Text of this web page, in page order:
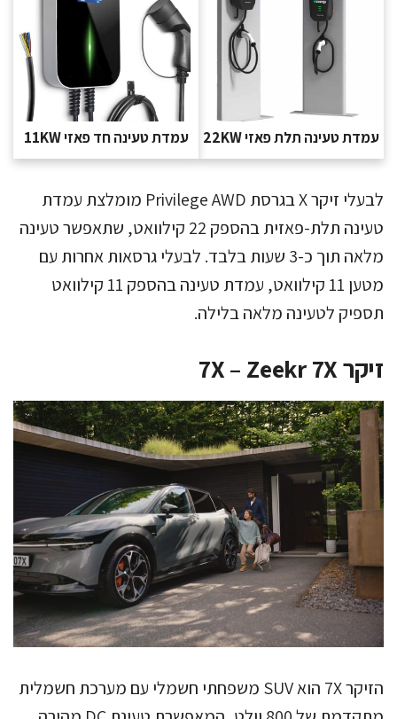
עמדת טעינה תלת פאזי 22KW עמדת טעינה חד פאזי 11KW
לבעלי זיקר X בגרסת Privilege AWD מומלצת עמדת
טעינה תלת-פאזית בהספק 22 קילוואט, שתאפשר טעינה
מלאה תוך כ-3 שעות בלבד. לבעלי גרסאות אחרות עם
מטען 11 קילוואט, עמדת טעינה בהספק 11 קילוואט
תספיק לטעינה מלאה בלילה.
זיקר 7X – Zeekr 7X
הזיקר 7X הוא SUV משפחתי חשמלי עם מערכת חשמלית